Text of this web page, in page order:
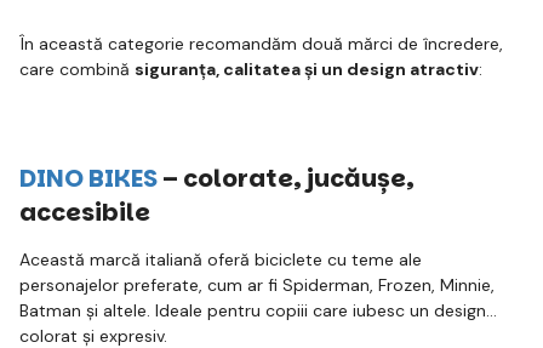
În această categorie recomandăm două mărci de încredere,
care combină siguranța, calitatea și un design atractiv:
DINO BIKES– colorate, jucăușe,
accesibile
Această marcă italiană oferă biciclete cu teme ale
personajelor preferate, cum ar fi Spiderman, Frozen, Minnie,
Batman și altele. Ideale pentru copiii care iubesc un design
colorat și expresiv.